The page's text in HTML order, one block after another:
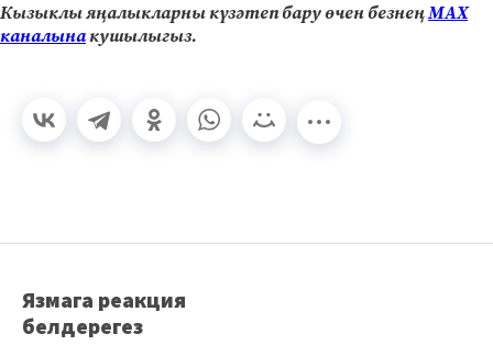
Кызыклы яңалыкларны күзәтеп бару өчен безнеңМАХ
каналынакушылыгыз.
Язмага реакция
белдерегез